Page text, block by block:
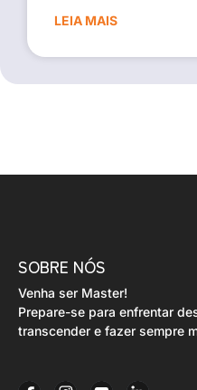
LEIA MAIS
SOBRE NÓS
Venha ser Master!
Prepare-se para enfrentar
transcender e fazer sempre